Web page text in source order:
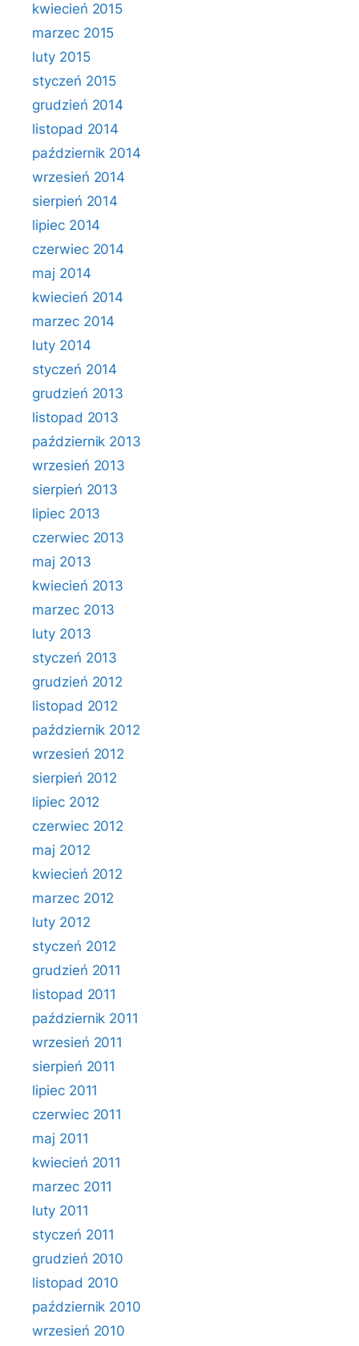
kwiecień 2015
marzec 2015
luty 2015
styczeń 2015
grudzień 2014
listopad 2014
październik 2014
wrzesień 2014
sierpień 2014
lipiec 2014
czerwiec 2014
maj 2014
kwiecień 2014
marzec 2014
luty 2014
styczeń 2014
grudzień 2013
listopad 2013
październik 2013
wrzesień 2013
sierpień 2013
lipiec 2013
czerwiec 2013
maj 2013
kwiecień 2013
marzec 2013
luty 2013
styczeń 2013
grudzień 2012
listopad 2012
październik 2012
wrzesień 2012
sierpień 2012
lipiec 2012
czerwiec 2012
maj 2012
kwiecień 2012
marzec 2012
luty 2012
styczeń 2012
grudzień 2011
listopad 2011
październik 2011
wrzesień 2011
sierpień 2011
lipiec 2011
czerwiec 2011
maj 2011
kwiecień 2011
marzec 2011
luty 2011
styczeń 2011
grudzień 2010
listopad 2010
październik 2010
wrzesień 2010